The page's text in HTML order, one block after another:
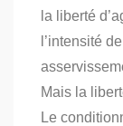
la liberté
l’intensité
Mais la
Le